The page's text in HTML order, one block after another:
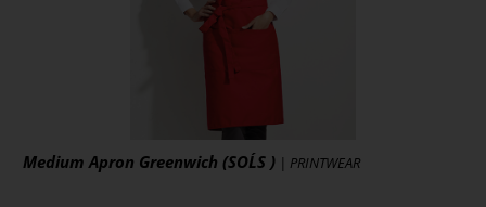
Artikel ansehen
Medium Apron Greenwich (SOL´S ) | PRINTWEAR